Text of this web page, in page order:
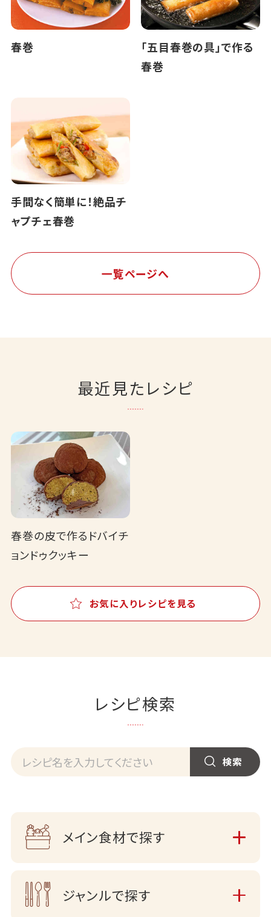
春巻
「五目春巻の具」で作る
春巻
手間なく簡単に！絶品チ
ャプチェ春巻
一覧ページへ
最近見たレシピ
春巻の皮で作るドバイチ
ョンドゥクッキー
お気に入りレシピを見る
レシピ検索
メイン食材で探す
ジャンルで探す